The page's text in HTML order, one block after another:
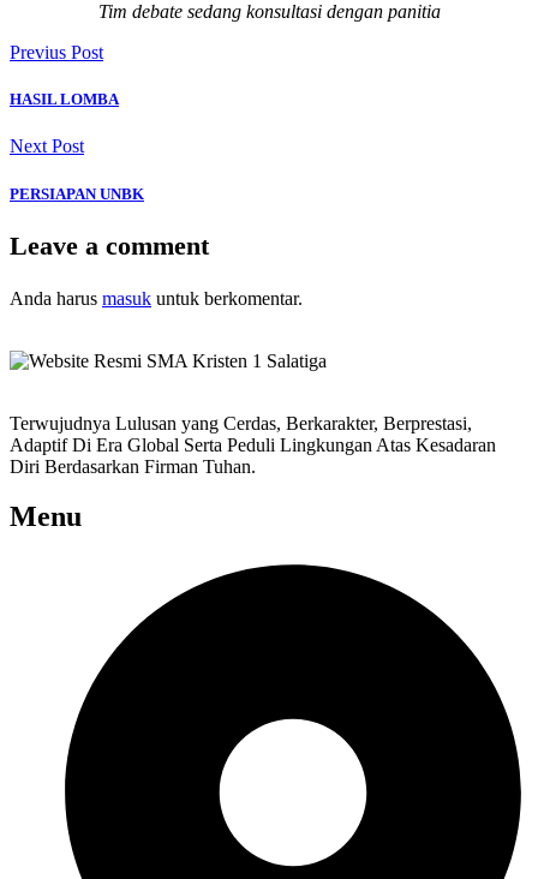
Tim debate sedang konsultasi dengan panitia
Previus Post
HASIL LOMBA
Next Post
PERSIAPAN UNBK
Leave a comment
Anda harus masuk untuk berkomentar.
Terwujudnya Lulusan yang Cerdas, Berkarakter, Berprestasi,
Adaptif Di Era Global Serta Peduli Lingkungan Atas Kesadaran
Diri Berdasarkan Firman Tuhan.
Menu